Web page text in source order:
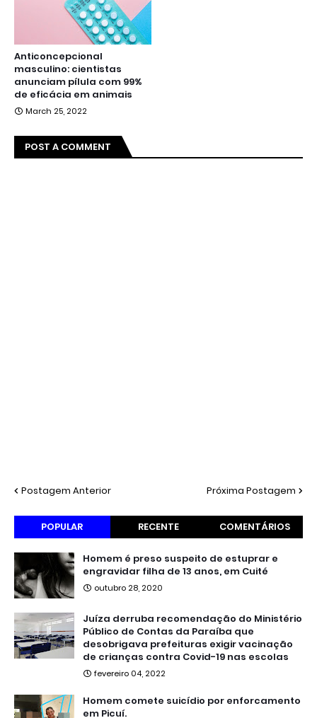
Anticoncepcional
masculino: cientistas
anunciam pílula com 99%
de eficácia em animais
March 25, 2022
POST A COMMENT
Postagem Anterior Próxima Postagem
POPULAR RECENTE COMENTÁRIOS
Homem é preso suspeito de estuprar e
engravidar filha de 13 anos, em Cuité
outubro 28, 2020
Juíza derruba recomendação do Ministério
Público de Contas da Paraíba que
desobrigava prefeituras exigir vacinação
de crianças contra Covid-19 nas escolas
fevereiro 04, 2022
Homem comete suicídio por enforcamento
em Picuí.